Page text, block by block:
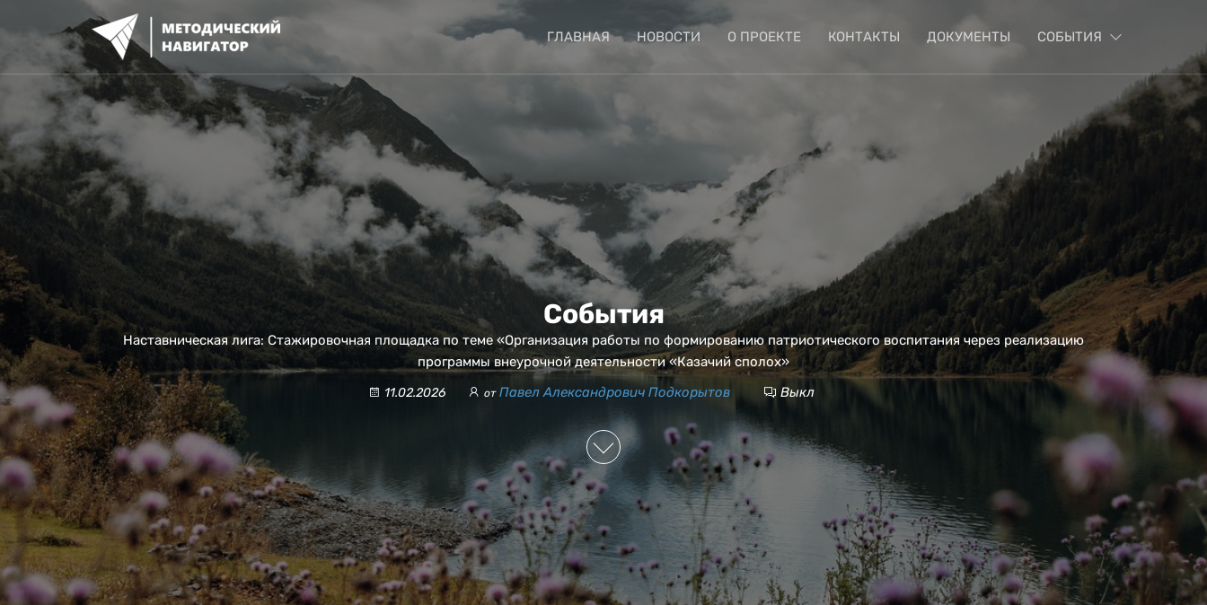
содержимому
ГЛАВНАЯ НОВОСТИ О ПРОЕКТЕ КОНТАКТЫ ДОКУМЕНТЫ СОБЫТИЯ
События
Наставническая лига: Стажировочная площадка по теме «Организация работы по формированию патриотического воспитания через реализацию
программы внеурочной деятельности «Казачий сполох»
11.02.2026 от Павел Александрович Подкорытов Выкл